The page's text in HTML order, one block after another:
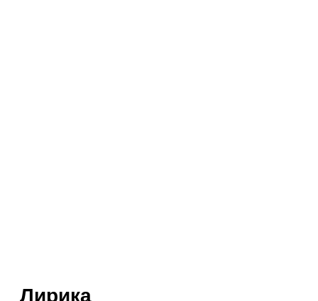
Лирика